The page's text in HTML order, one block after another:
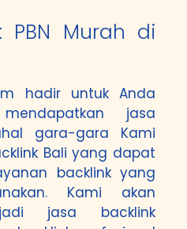
PBN Murah di
hadir untuk Anda
jasa
gara-gara Kami
Bali yang dapat
backlink yang
Kami akan
jasa backlink